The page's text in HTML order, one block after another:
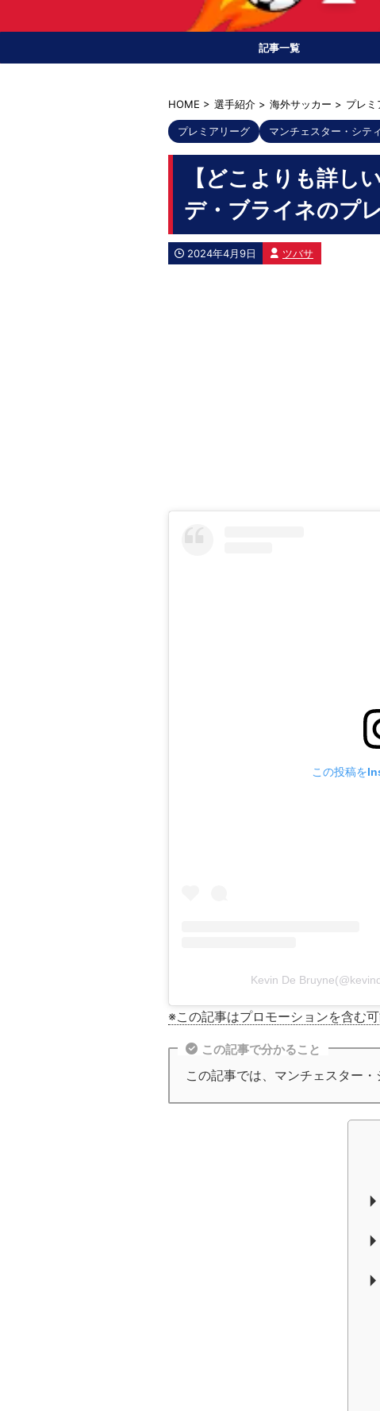
記事一覧
HOME > 選手紹介 > 海外サッカー > プレミ
プレミアリーグ マンチェスター・シティ
【どこよりも詳し
デ・ブライネのプ
2024年4月9日 ツバサ
この投稿を
Kevin De
※この記事はプロモーションを含む可
この記事で分かること
この記事では、マンチェスター